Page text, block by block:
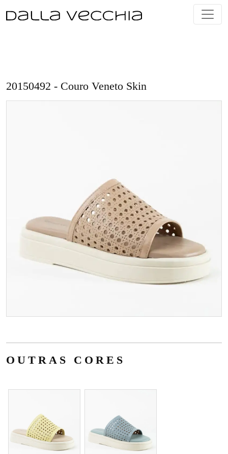
20150492 - Couro Veneto Skin
OUTRAS CORES